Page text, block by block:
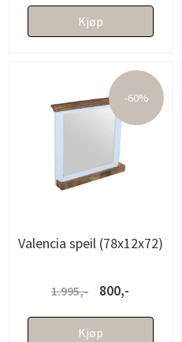
Kjøp
-60%
Valencia speil (78x12x72)
1.995,- 800,-
Kjøp